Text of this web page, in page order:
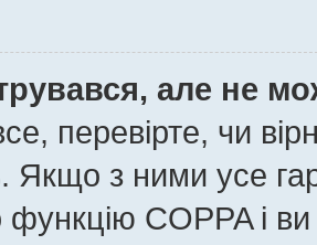
але не
перевірте, чи
Якщо з ними усе
функцію COPPA і